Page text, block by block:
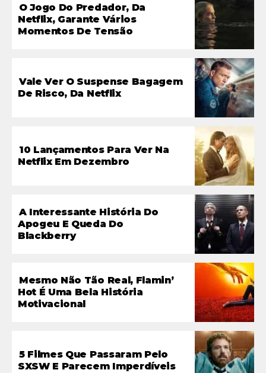
O Jogo Do Predador, Da
Netflix, Garante Vários
Momentos De Tensão
Vale Ver O Suspense Bagagem
De Risco, Da Netflix
10 Lançamentos Para Ver Na
Netflix Em Dezembro
A Interessante História Do
Apogeu E Queda Do
Blackberry
Mesmo Não Tão Real, Flamin’
Hot É Uma Bela História
Motivacional
5 Filmes Que Passaram Pelo
SXSW E Parecem Imperdíveis